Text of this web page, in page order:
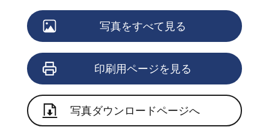
写真をすべて見る
印刷用ページを見る
写真ダウンロードページへ